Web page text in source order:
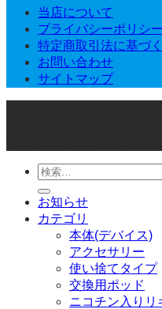
当店について
プライバシーポリシー
特定商取引法に基づ
お問い合わせ
サイトマップ
検
索
対
象:
お知らせ
カテゴリ
本体(デバイス)
アクセサリー
使い捨てタイプ
交換用ポッド
ニコチン入りリ